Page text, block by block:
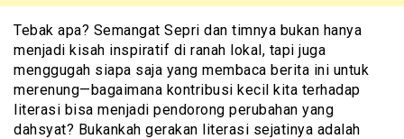
Tebak apa? Semangat Sepri dan timnya bukan hanya
menjadi kisah inspiratif di ranah lokal, tapi juga
menggugah siapa saja yang membaca berita ini untuk
merenung—bagaimana kontribusi kecil kita terhadap
literasi bisa menjadi pendorong perubahan yang
dahsyat? Bukankah gerakan literasi sejatinya adalah